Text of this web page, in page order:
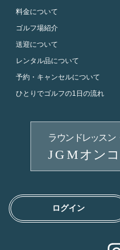
料金について
ゴルフ場紹介
送迎について
レンタル品について
予約・キャンセルについて
ひとりでゴルフの1日の流れ
ログイン